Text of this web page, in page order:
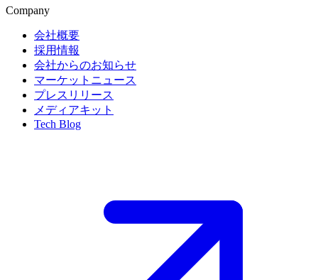
Company
会社概要
採用情報
会社からのお知らせ
マーケットニュース
プレスリリース
メディアキット
Tech Blog